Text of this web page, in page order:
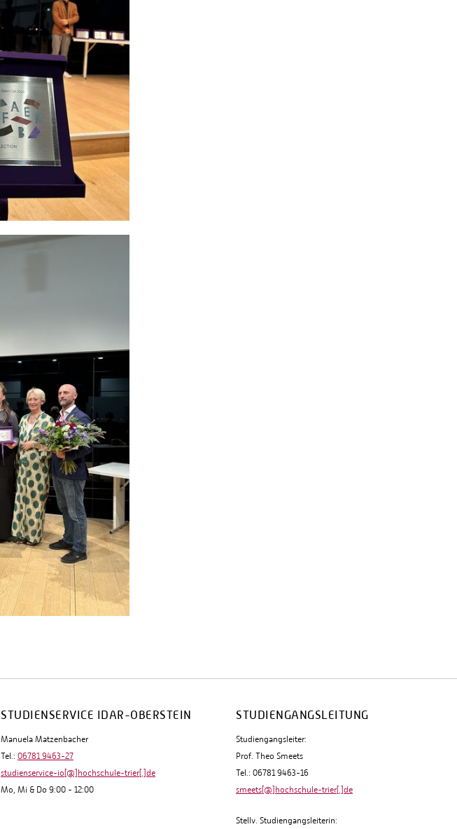
STUDIENSERVICE IDAR-OBERSTEIN
Manuela Matzenbacher
Tel.: 06781 9463-27
studienservice-io[@]hochschule-trier[.]de
Mo, Mi & Do 9:00 - 12:00
STUDIENGANGSLEITUNG
Studiengangsleiter:
Prof. Theo Smeets
Tel.: 06781 9463-16
smeets[@]hochschule-trier[.]de
Stellv. Studiengangsleiterin: